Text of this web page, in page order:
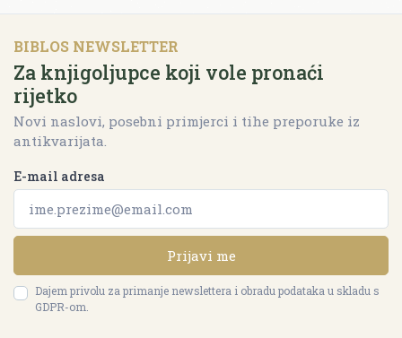
BIBLOS NEWSLETTER
Za knjigoljupce koji vole pronaći
rijetko
Novi naslovi, posebni primjerci i tihe preporuke iz
antikvarijata.
E-mail adresa
Prijavi me
Dajem privolu za primanje newslettera i obradu podataka u skladu s
GDPR-om.